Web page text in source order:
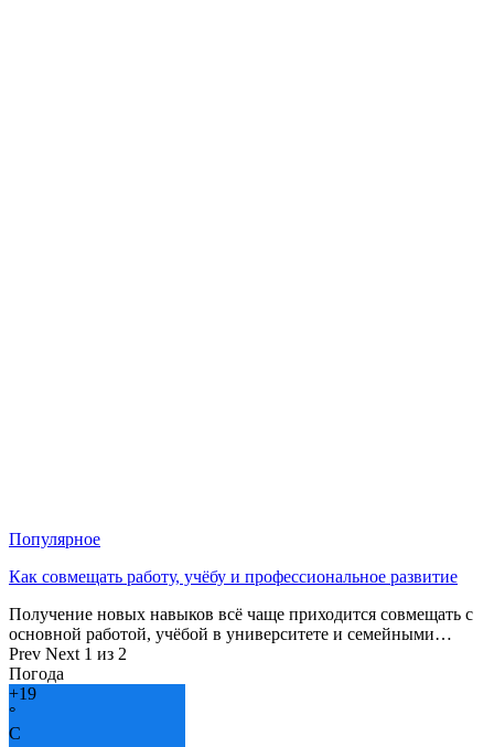
Популярное
Как совмещать работу, учёбу и профессиональное развитие
Получение новых навыков всё чаще приходится совмещать с
основной работой, учёбой в университете и семейными…
Prev Next 1 из 2
Погода
+19
°
C